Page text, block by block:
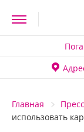
Главная
использовать